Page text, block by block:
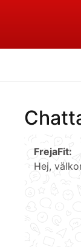
FrejaFit:
Hej,